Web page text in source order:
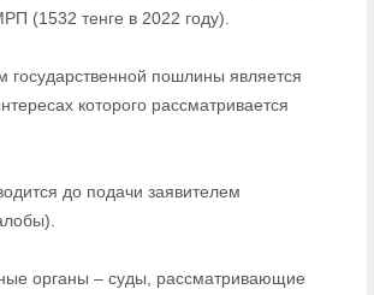
(1532 тенге в 2022 году).
государственной пошлины является
которого рассматривается
до подачи заявителем
органы – суды, рассматривающие